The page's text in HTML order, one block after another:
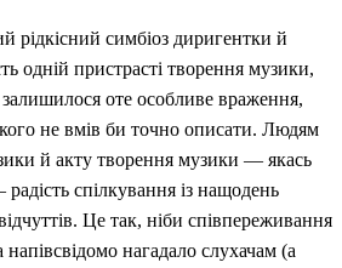
рідкісний симбіоз диригентки й
одній пристрасті творення музики,
оте особливе враження,
не вмів би точно описати. Людям
й акту творення музики — якась
радість спілкування із нащодень
Це так, ніби співпереживання
нагадало слухачам (а